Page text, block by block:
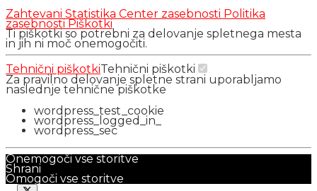
Zahtevani Statistika Center zasebnosti Politika
zasebnostiPiškotki
Ti piškotki so potrebni za delovanje spletnega mesta
in jih ni moč onemogočiti.
Tehnični piškotkiTehnični piškotki
Za pravilno delovanje spletne strani uporabljamo
naslednje tehnične piškotke
wordpress_test_cookie
wordpress_logged_in_
wordpress_sec
Onemogoči vse storitve
Shrani
Omogoči vse storitve